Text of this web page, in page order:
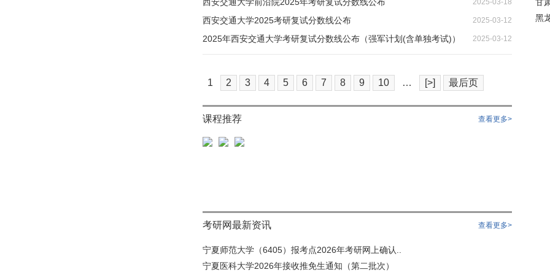
2025-03-18
西安交通大学2025考研复试分数线公布 2025-03-12
2025年西安交通大学考研复试分数线公布（强军计划(含单独考试)） 2025-03-12
1 2 3 4 5 6 7 8 9 10 … [>] 最后页
课程推荐 查看更多>
考研网最新资讯 查看更多>
宁夏师范大学（6405）报考点2026年考研网上确认..
宁夏医科大学2026年接收推免生通知（第二批次）
黑